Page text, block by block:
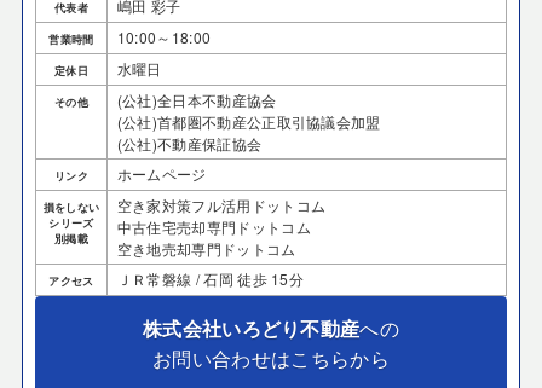
代表者 嶋田 彩子
営業時間 10:00～18:00
定休日 水曜日
その他
(公社)全日本不動産協会
(公社)首都圏不動産公正取引協議会加盟
(公社)不動産保証協会
リンク ホームページ
損をしない
シリーズ
別掲載
空き家対策フル活用ドットコム
中古住宅売却専門ドットコム
空き地売却専門ドットコム
アクセス ＪＲ常磐線 / 石岡 徒歩 15分
株式会社いろどり不動産への
お問い合わせはこちらから